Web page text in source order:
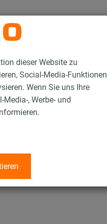
dieser Website zu
Social-Media-Funktionen
Wenn Sie uns Ihre
, Werbe- und